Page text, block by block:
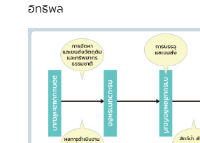
อิทธิพล